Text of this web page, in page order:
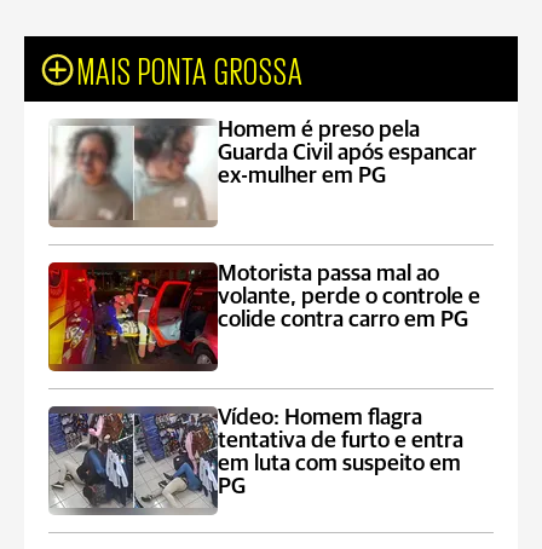
MAIS PONTA GROSSA
Homem é preso pela
Guarda Civil após espancar
ex-mulher em PG
Motorista passa mal ao
volante, perde o controle e
colide contra carro em PG
Vídeo: Homem flagra
tentativa de furto e entra
em luta com suspeito em
PG